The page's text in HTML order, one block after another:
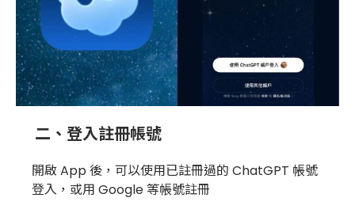
二、登入註冊帳號
開啟 App 後，可以使用已註冊過的 ChatGPT 帳號
登入，或用 Google 等帳號註冊